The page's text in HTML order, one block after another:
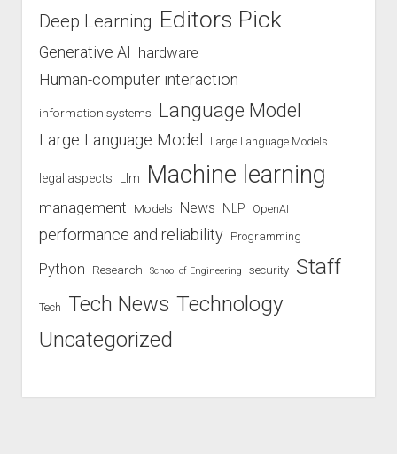
Deep Learning Editors Pick
Generative AI hardware
Human-computer interaction
information systems Language Model
Large Language Model Large Language Models
legal aspects Llm Machine learning
management Models News NLP OpenAI
performance and reliability Programming
Python Research School of Engineering security Staff
Tech Tech News Technology
Uncategorized